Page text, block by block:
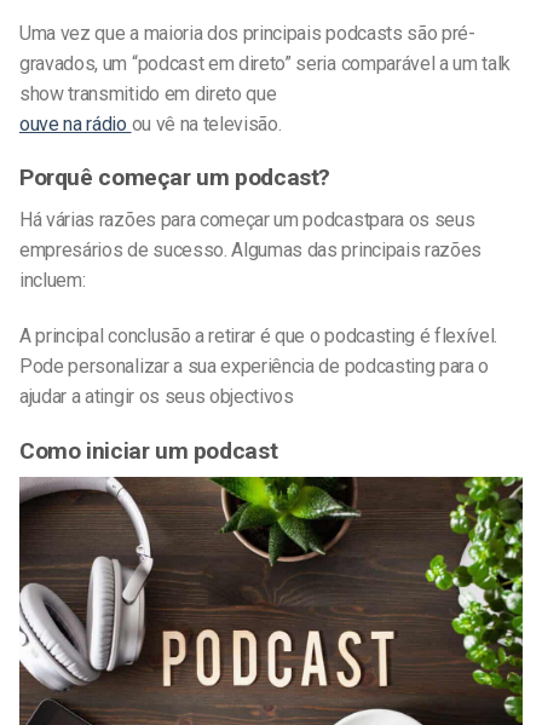
Uma vez que a maioria dos principaispodcasts são pré-
gravados, um “podcast em direto” seria comparável a um talk
show transmitido em direto que
ouve na rádio ou vê na televisão.
Porquê começar um podcast?
Há várias razões para começar um podcastpara os seus
empresários de sucesso. Algumas das principais razões
incluem:
A principal conclusão a retirar é que o podcasting é flexível.
Pode personalizar a sua experiência de podcasting para o
ajudar a atingir os seus objectivos
Como iniciar um podcast